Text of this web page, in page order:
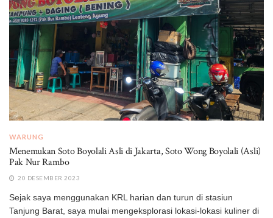
WARUNG
Menemukan Soto Boyolali Asli di Jakarta, Soto Wong Boyolali (Asli)
Pak Nur Rambo
20 DESEMBER 2023
Sejak saya menggunakan KRL harian dan turun di stasiun
Tanjung Barat, saya mulai mengeksplorasi lokasi-lokasi kuliner di